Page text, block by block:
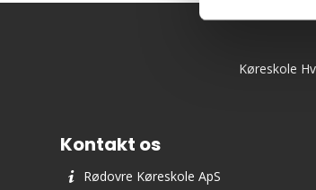
Køreskole
Kontakt os
Rødovre Køreskole ApS